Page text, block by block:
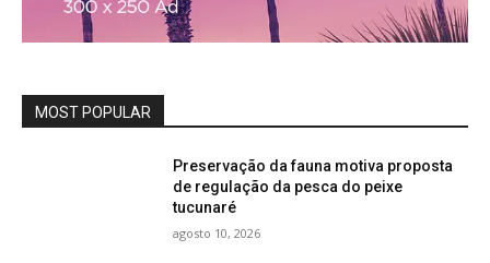
MOST POPULAR
Preservação da fauna motiva proposta
de regulação da pesca do peixe
tucunaré
agosto 10, 2026